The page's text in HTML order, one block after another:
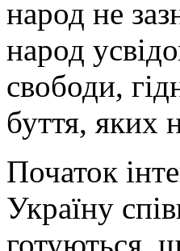
народ не
народ
свободи,
буття, яких
Початок
Україну
готуються,